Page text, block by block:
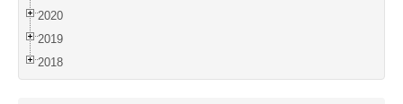
2020
2019
2018